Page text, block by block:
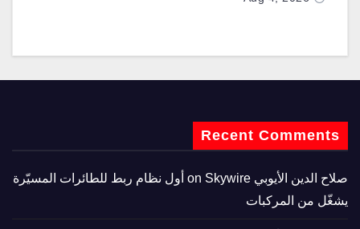
Recent Comments
صلاح الدين الأيوبي
Skywire أول نظام ربط للطائرات المسيّرة
يشغّل من المركبات